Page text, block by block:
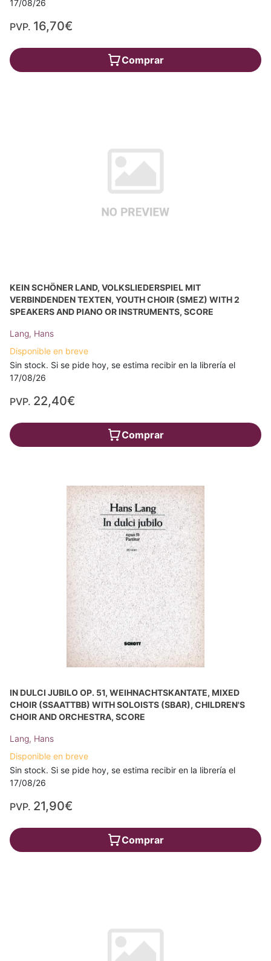
17/08/26
PVP. 16,70€
Comprar
KEIN SCHÖNER LAND, VOLKSLIEDERSPIEL MIT
VERBINDENDEN TEXTEN, YOUTH CHOIR (SMEZ) WITH 2
SPEAKERS AND PIANO OR INSTRUMENTS, SCORE
Lang, Hans
Disponible en breve
Sin stock. Si se pide hoy, se estima recibir en la librería el
17/08/26
PVP. 22,40€
Comprar
IN DULCI JUBILO OP. 51, WEIHNACHTSKANTATE, MIXED
CHOIR (SSAATTBB) WITH SOLOISTS (SBAR), CHILDREN'S
CHOIR AND ORCHESTRA, SCORE
Lang, Hans
Disponible en breve
Sin stock. Si se pide hoy, se estima recibir en la librería el
17/08/26
PVP. 21,90€
Comprar